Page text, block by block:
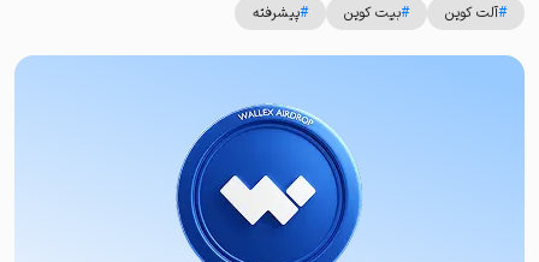
#آلت کوین #بیت کوین #پیشرفته